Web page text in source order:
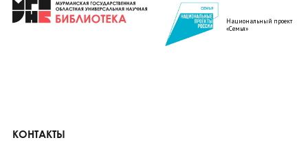
Национальный проект
«Семья»
КОНТАКТЫ